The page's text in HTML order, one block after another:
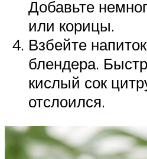
Добавьте
или корицы.
Взбейте
блендера.
кислый сок
отслоился.